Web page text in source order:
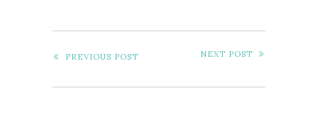
PREVIOUS POST NEXT POST